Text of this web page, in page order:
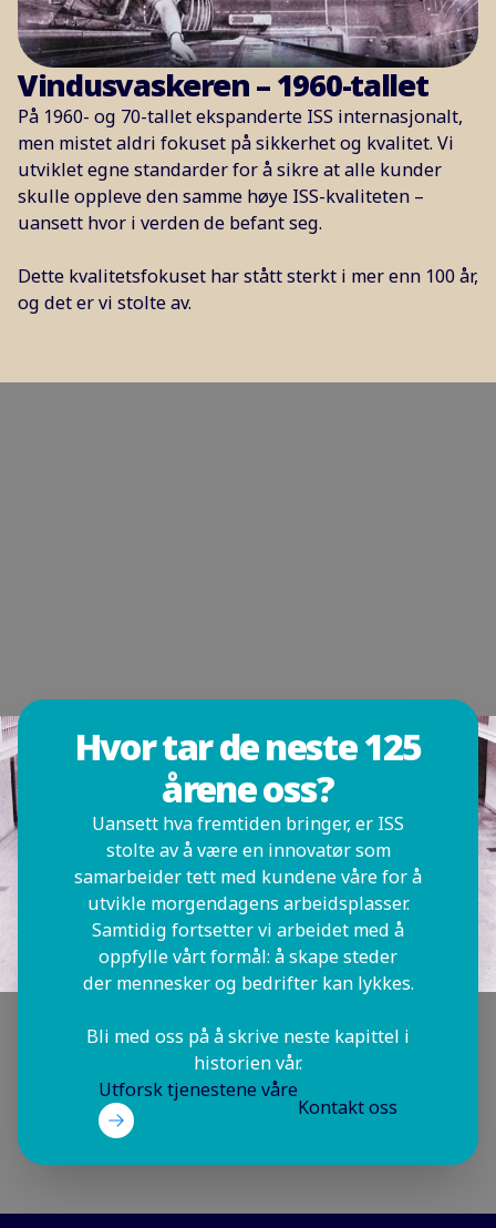
Vindusvaskeren – 1960-tallet
På 1960- og 70-tallet ekspanderte ISS internasjonalt,
men mistet aldri fokuset på sikkerhet og kvalitet. Vi
utviklet egne standarder for å sikre at alle kunder
skulle oppleve den samme høye ISS-kvaliteten –
uansett hvor i verden de befant seg.
Dette kvalitetsfokuset har stått sterkt i mer enn 100 år,
og det er vi stolte av.
Hvor tar de neste 125
årene oss?
Uansett hva fremtiden bringer, er ISS
stolte av å være en innovatør som
samarbeider tett med kundene våre for å
utvikle morgendagens arbeidsplasser.
Samtidig fortsetter vi arbeidet med å
oppfylle vårt formål: å skape steder
der mennesker og bedrifter kan lykkes.
Bli med oss på å skrive neste kapittel i
historien vår.
Utforsk tjenestene våre
Kontakt oss